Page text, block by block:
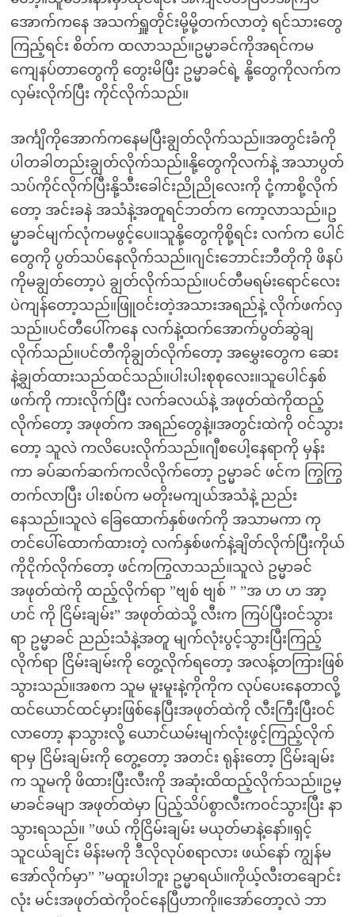
အောက်ကနေ အသက်ရှူတိုင်းမို့မို့တက်လာတဲ့ ရင်သားတွေ
ကြည့်ရင်း စိတ်က ထလာသည်။ဥမ္မာခင်ကိုအရင်ကမ
ကျေနပ်တာတွေကို တွေးမိပြီး ဥမ္မာခင်ရဲ့ နို့တွေကိုလက်က
လှမ်းလိုက်ပြီး ကိုင်လိုက်သည်။
အင်္ကျိကိုအောက်ကနေမပြီးချွတ်လိုက်သည်။အတွင်းခံကို
ပါတခါတည်းချွတ်လိုက်သည်။နို့တွေကိုလက်နဲ့ အသာပွတ်
သပ်ကိုင်လိုက်ပြီးနို့သီးခေါင်းညိုညိုလေးကို ငုံ့ကာစို့လိုက်
တော့ အင်းခနဲ အသံနဲ့အတူရင်ဘတ်က ကော့လာသည်။ဥ
မ္မာခင်မျက်လုံကမဖွင့်ပေ။သူနို့တွေကိုစို့ရင်း လက်က ပေါင်
တွေကို ပွတ်သပ်နေလိုက်သည်။ဂျင်းဘောင်းဘီတိုကို ဖိနပ်
ကိုမချွတ်တော့ပဲ ချွတ်လိုက်သည်။ပင်တီမရမ်းရောင်လေး
ပဲကျန်တော့သည်။ဖြူဝင်းတဲ့အသားအရည်နဲ့ လိုက်ဖက်လှ
သည်။ပင်တီပေါ်ကနေ လက်နဲ့ထက်အောက်ပွတ်ဆွဲချ
လိုက်သည်။ပင်တီကိုချွတ်လိုက်တော့ အမွှေးတွေက ဆေး
နဲ့ချွတ်ထားသည်ထင်သည်။ပါးပါးစုစုလေး။သူပေါင်နှစ်
ဖက်ကို ကားလိုက်ပြီး လက်ခလယ်နဲ့ အဖုတ်ထဲကိုထည့်
လိုက်တော့ အဖုတ်က အရည်တွေနဲ့။အတွင်းထဲကို ဝင်သွား
တော့ သူလဲ ကလိပေးလိုက်သည်။ဂျီစပေါ့နေရာကို မှန်း
ကာ ခပ်ဆက်ဆက်ကလိလိုက်တော့ ဥမ္မာခင် ဖင်က ကြွကြွ
တက်လာပြီး ပါးစပ်က မတိုးမကျယ်အသံနဲ့ ညည်း
နေသည်။သူလဲ ခြေထောက်နှစ်ဖက်ကို အသာမကာ ကု
တင်ပေါ်ထောက်ထားတဲ့ လက်နှစ်ဖက်နဲ့ချိတ်လိုက်ပြီးကိုယ်
ကိုငိုက်လိုက်တော့ ဖင်ကကြွလာသည်။သူလဲ ဥမ္မာခင်
အဖုတ်ထဲကို ထည့်လိုက်ရာ ”ဗျစ် ဗျစ် ” ”အ ဟ ဟ အာ့
ဟင် ကို ငြိမ်းချမ်း” အဖုတ်ထဲသို့ လီးက ကြပ်ပြီးဝင်သွား
ရာ ဥမ္မာခင် ညည်းသံနဲ့အတူ မျက်လုံးပွင့်သွားပြီးကြည့်
လိုက်ရာ ငြိမ်းချမ်းကို တွေ့လိုက်ရတော့ အလန့်တကြားဖြစ်
သွားသည်။အစက သူမ မူးမူးနဲ့ကိုကိုက လုပ်ပေးနေတာလို့
ထင်ယောင်ထင်မှားဖြစ်နေပြီးအဖုတ်ထဲကို လီးကြီးပြီးဝင်
လာတော့ နာသွားလို့ ယောင်ယမ်းမျက်လုံးဖွင့်ကြည့်လိုက်
ရာမှ ငြိမ်းချမ်းကို တွေ့တော့ အတင်း ရုန်းတော့ ငြိမ်းချမ်း
က သူမကို ဖိထားပြီးလီးကို အဆုံးထိထည့်လိုက်သည်။ဥမ္
မာခင်ခမျာ အဖုတ်ထဲမှာ ပြည့်သိပ်စွာလီးကဝင်သွားပြီး နာ
သွားရသည်။ ”ဖယ် ကိုငြိမ်းချမ်း မယုတ်မာနဲ့နော်။ရှင့်
သူငယ်ချင်း မိန်းမကို ဒီလိုလုပ်စရာလား ဖယ်နော် ကျွန်မ
အော်လိုက်မှာ” ”မထူးပါဘူး ဥမ္မာရယ်။ကိုယ့်လီးတချောင်း
လုံး မင်းအဖုတ်ထဲကိုဝင်နေပြီဟာကို။အော်တော့လဲ ဘာ